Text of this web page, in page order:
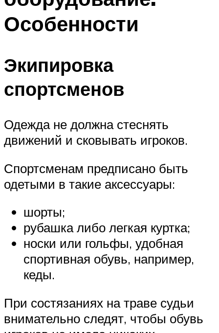
Особенности
Экипировка
спортсменов
Одежда не должна стеснять
движений и сковывать игроков.
Спортсменам предписано быть
одетыми в такие аксессуары:
шорты;
рубашка либо легкая куртка;
носки или гольфы, удобная
спортивная обувь, например,
кеды.
При состязаниях на траве судьи
внимательно следят, чтобы обувь